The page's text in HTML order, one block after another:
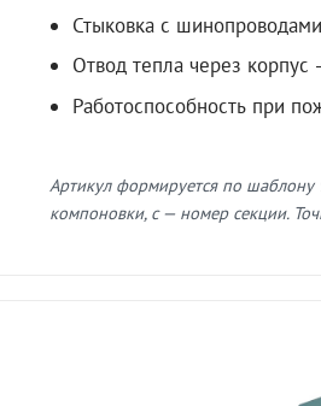
Стыковка с
Отвод тепла через корпус
Работоспособность при
Артикул формируется по шаблону
компоновки, c — номер секции.